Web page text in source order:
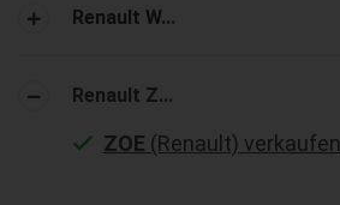
Renault W...
Renault Z...
ZOE (Renault) verkaufen